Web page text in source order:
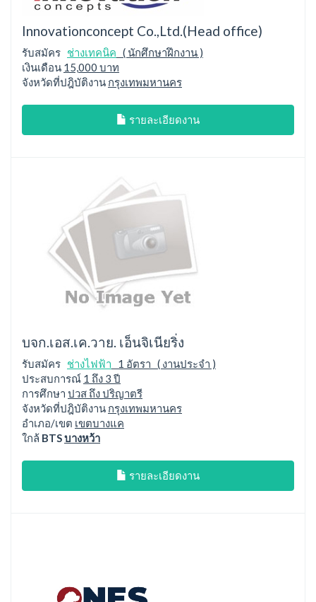
Innovationconcept Co.,Ltd.(Head office)
รับสมัคร ช่างเทคนิค ( นักศึกษาฝึกงาน )
เงินเดือน 15,000 บาท
จังหวัดที่ปฎิบัติงาน กรุงเทพมหานคร
รายละเอียดงาน
บจก.เอส.เค.วาย. เอ็นจิเนียริ่ง
รับสมัคร ช่างไฟฟ้า 1 อัตรา ( งานประจำ )
ประสบการณ์ 1 ถึง 3 ปี
การศึกษา ปวส ถึง ปริญาตรี
จังหวัดที่ปฎิบัติงาน กรุงเทพมหานคร
อำเภอ/เขต เขตบางแค
ใกล้ BTSบางหว้า
รายละเอียดงาน